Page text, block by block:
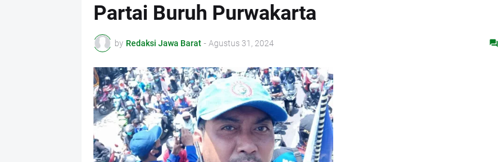
Partai Buruh Purwakarta
by Redaksi Jawa Barat - Agustus 31, 2024